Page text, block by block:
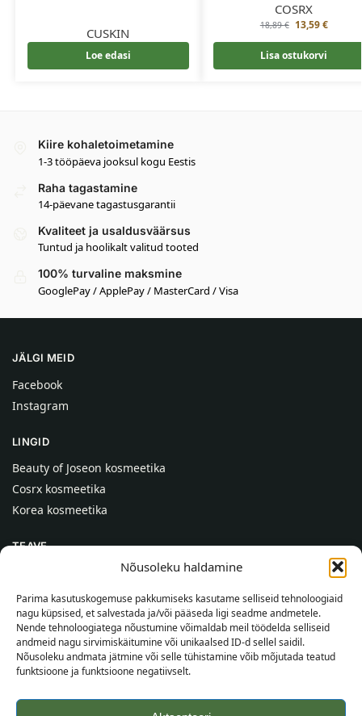
Nõusoleku haldamine
Parima kasutuskogemuse pakkumiseks kasutame selliseid tehnoloogiaid
nagu küpsised, et salvestada ja/või pääseda ligi seadme andmetele.
Nende tehnoloogiatega nõustumine võimaldab meil töödelda selliseid
andmeid nagu sirvimiskäitumine või unikaalsed ID-d sellel saidil.
Nõusoleku andmata jätmine või selle tühistamine võib mõjutada teatud
funktsioone ja funktsioone negatiivselt.
CUSKIN
Loe edasi
COSRX
18,89€ 13,59€
Lisa ostukorvi
Kiire kohaletoimetamine
1-3 tööpäeva jooksul kogu Eestis
Raha tagastamine
14-päevane tagastusgarantii
Kvaliteet ja usaldusväärsus
Tuntud ja hoolikalt valitud tooted
100% turvaline maksmine
GooglePay / ApplePay / MasterCard / Visa
JÄLGI MEID
Facebook
Instagram
LINGID
Beauty of Joseon kosmeetika
Cosrx kosmeetika
Korea kosmeetika
TEAVE
Kontaktid
Abi
TEAVE OSTJALE
Tarnetingimused
Tingimused